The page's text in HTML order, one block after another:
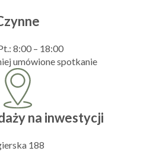
8:00 – 18:00
umówione spotkanie
na inwestycji
188